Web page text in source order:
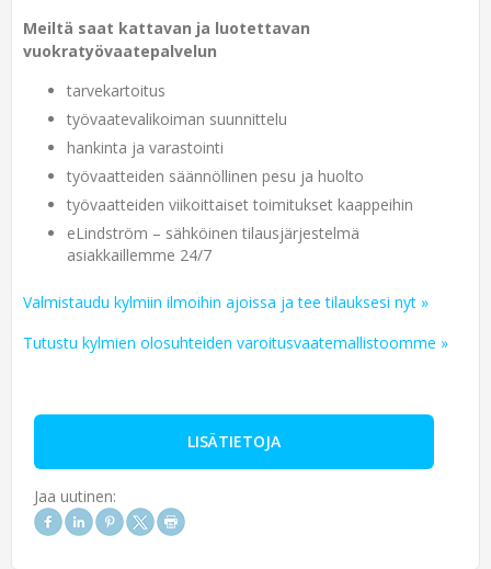
Meiltä saat kattavan ja luotettavan
vuokratyövaatepalvelun
tarvekartoitus
työvaatevalikoiman suunnittelu
hankinta ja varastointi
työvaatteiden säännöllinen pesu ja huolto
työvaatteiden viikoittaiset toimitukset kaappeihin
eLindström – sähköinen tilausjärjestelmä
asiakkaillemme 24/7
Valmistaudu kylmiin ilmoihin ajoissa ja tee tilauksesi nyt »
Tutustu kylmien olosuhteiden varoitusvaatemallistoomme »
LISÄTIETOJA
Jaa uutinen: